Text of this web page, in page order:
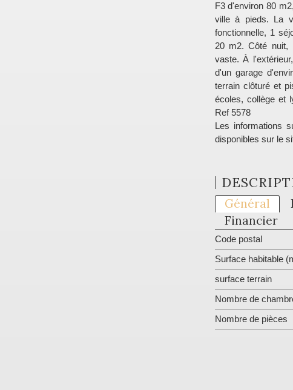
F3 d'environ 80
ville à pieds. La
fonctionnelle, 1
20 m2. Côté nuit,
vaste. À
d'un garage
terrain clôturé et
écoles, collège et
Ref 5578
Les informations
disponibles sur le
Général
Financier
Code postal
Surface habitable
surface terrain
Nombre de
Nombre de pièces